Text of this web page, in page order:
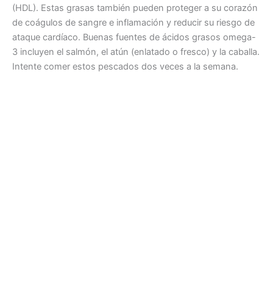
(HDL). Estas grasas también pueden proteger a su corazón
de coágulos de sangre e inflamación y reducir su riesgo de
ataque cardíaco. Buenas fuentes de ácidos grasos omega-
3 incluyen el salmón, el atún (enlatado o fresco) y la caballa.
Intente comer estos pescados dos veces a la semana.